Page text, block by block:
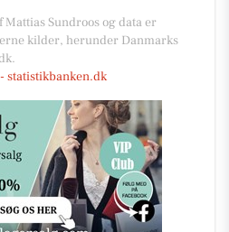
Sundroos og data er
kilder, herunder Danmarks
statistikbanken.dk